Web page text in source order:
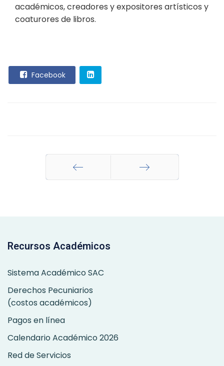
académicos, creadores y expositores artísticos y
coaturores de libros.
Facebook
Recursos Académicos
Sistema Académico SAC
Derechos Pecuniarios
(costos académicos)
Pagos en línea
Calendario Académico 2026
Red de Servicios